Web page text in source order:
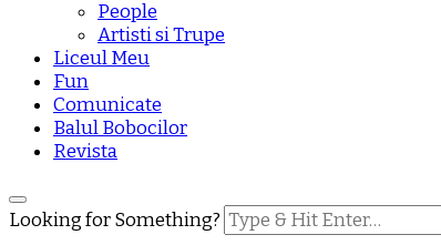
People
Artisti si Trupe
Liceul Meu
Fun
Comunicate
Balul Bobocilor
Revista
Looking for Something?